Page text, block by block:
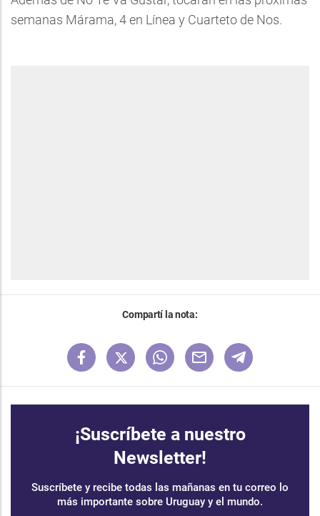
semanas Márama, 4 en Línea y Cuarteto de Nos.
Compartí la nota:
¡Suscríbete a nuestro
Newsletter!
Suscríbete y recibe todas las mañanas en tu correo lo
más importante sobre Uruguay y el mundo.